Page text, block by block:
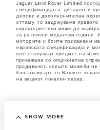
Jaguar Land Rover Limited
спецификацијата, дизајнот и
делови и дополнонителна
оттаму, го задржуваме
карактеристики може да
за различни моделски години.
моторите и боите прикажани
европската спецификација и
што стануваат предмет на
прикажани со опционална
продавачот, коишто можеби не
Контактирајте го Вашиот
на вашиот локален пазар.
SHOW MORE